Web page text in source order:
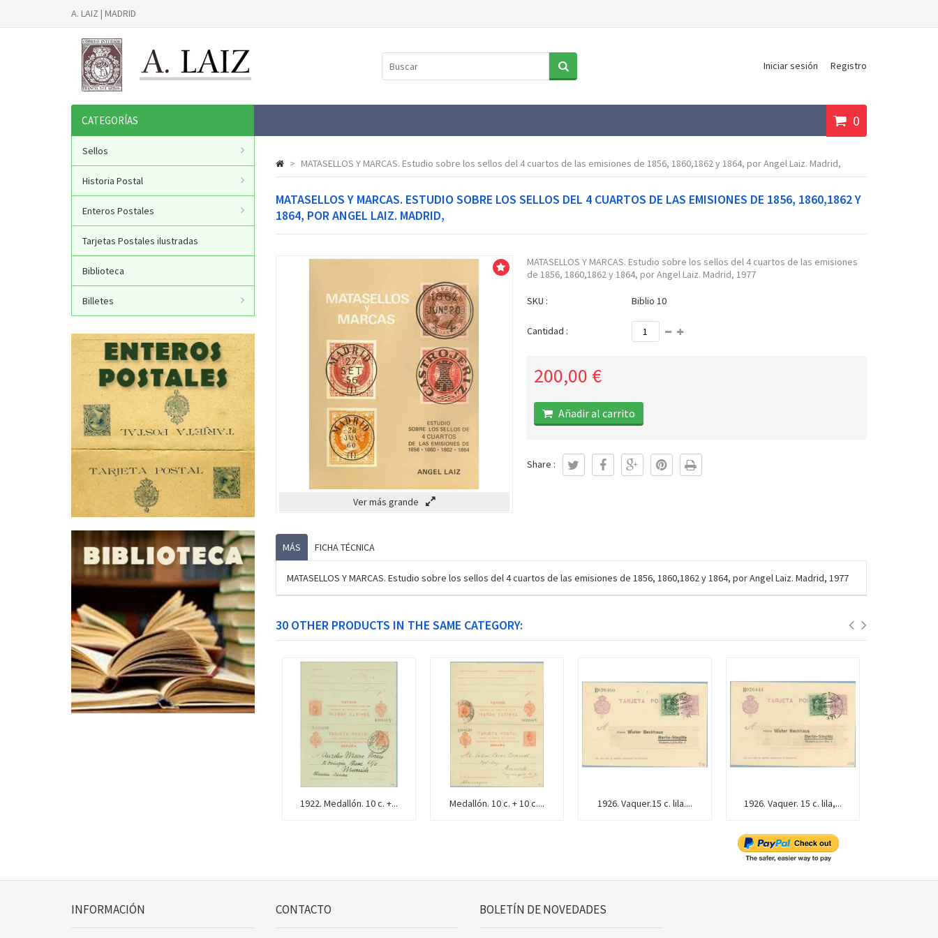
A. LAIZ | MADRID
0
Iniciar sesión Registro
CATEGORÍAS
Sellos
Historia Postal
Enteros Postales
Tarjetas Postales ilustradas
Biblioteca
Billetes
> MATASELLOS Y MARCAS. Estudio sobre los sellos del 4 cuartos de las emisiones de 1856, 1860,1862 y 1864, por Angel Laiz. Madrid,
MATASELLOS Y MARCAS. ESTUDIO SOBRE LOS SELLOS DEL 4 CUARTOS DE LAS EMISIONES DE 1856, 1860,1862 Y
1864, POR ANGEL LAIZ. MADRID,
Venta!
Ver más grande
MATASELLOS Y MARCAS. Estudio sobre los sellos del 4 cuartos de las emisiones
de 1856, 1860,1862 y 1864, por Angel Laiz. Madrid, 1977
SKU : Biblio 10
Cantidad :
200,00 €
Añadir al carrito
Share :
MÁS FICHA TÉCNICA
MATASELLOS Y MARCAS. Estudio sobre los sellos del 4 cuartos de las emisiones de 1856, 1860,1862 y 1864, por Angel Laiz. Madrid, 1977
30 OTHER PRODUCTS IN THE SAME CATEGORY:
1922. Medallón. 10 c. +... Medallón. 10 c. + 10 c.... 1926. Vaquer.15 c. lila.... 1926. Vaquer. 15 c. lila,...
INFORMACIÓN CONTACTO BOLETÍN DE NOVEDADES